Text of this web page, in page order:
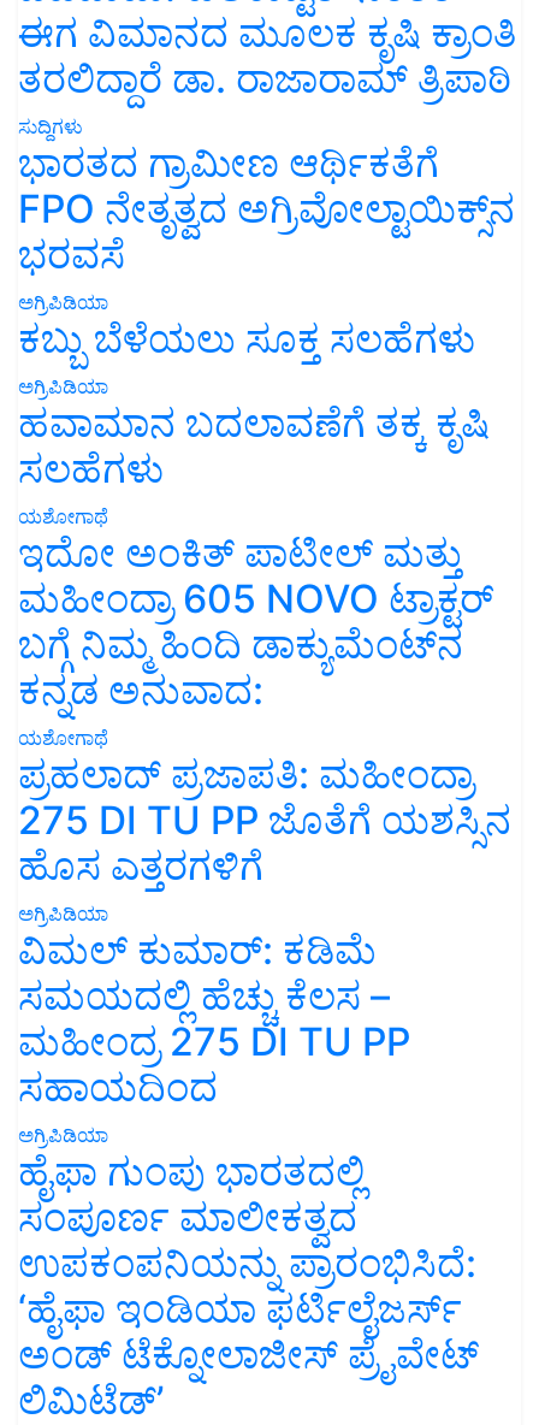
ಈಗ ವಿಮಾನದ ಮೂಲಕ ಕೃಷಿ ಕ್ರಾಂತಿ
ತರಲಿದ್ದಾರೆ ಡಾ. ರಾಜಾರಾಮ್ ತ್ರಿಪಾಠಿ
ಸುದ್ದಿಗಳು
ಭಾರತದ ಗ್ರಾಮೀಣ ಆರ್ಥಿಕತೆಗೆ
FPO ನೇತೃತ್ವದ ಅಗ್ರಿವೋಲ್ಟಾಯಿಕ್ಸ್‌ನ
ಭರವಸೆ
ಅಗ್ರಿಪಿಡಿಯಾ
ಕಬ್ಬು ಬೆಳೆಯಲು ಸೂಕ್ತ ಸಲಹೆಗಳು
ಅಗ್ರಿಪಿಡಿಯಾ
ಹವಾಮಾನ ಬದಲಾವಣೆಗೆ ತಕ್ಕ ಕೃಷಿ
ಸಲಹೆಗಳು
ಯಶೋಗಾಥೆ
ಇದೋ ಅಂಕಿತ್ ಪಾಟೀಲ್ ಮತ್ತು
ಮಹೀಂದ್ರಾ 605 NOVO ಟ್ರಾಕ್ಟರ್
ಬಗ್ಗೆ ನಿಮ್ಮ ಹಿಂದಿ ಡಾಕ್ಯುಮೆಂಟ್‌ನ
ಕನ್ನಡ ಅನುವಾದ:
ಯಶೋಗಾಥೆ
ಪ್ರಹಲಾದ್ ಪ್ರಜಾಪತಿ: ಮಹೀಂದ್ರಾ
275 DI TU PP ಜೊತೆಗೆ ಯಶಸ್ಸಿನ
ಹೊಸ ಎತ್ತರಗಳಿಗೆ
ಅಗ್ರಿಪಿಡಿಯಾ
ವಿಮಲ್ ಕುಮಾರ್: ಕಡಿಮೆ
ಸಮಯದಲ್ಲಿ ಹೆಚ್ಚು ಕೆಲಸ –
ಮಹೀಂದ್ರ 275 DI TU PP
ಸಹಾಯದಿಂದ
ಅಗ್ರಿಪಿಡಿಯಾ
ಹೈಫಾ ಗುಂಪು ಭಾರತದಲ್ಲಿ
ಸಂಪೂರ್ಣ ಮಾಲೀಕತ್ವದ
ಉಪಕಂಪನಿಯನ್ನು ಪ್ರಾರಂಭಿಸಿದೆ:
‘ಹೈಫಾ ಇಂಡಿಯಾ ಫರ್ಟಿಲೈಜರ್ಸ್
ಅಂಡ್ ಟೆಕ್ನೋಲಾಜೀಸ್ ಪ್ರೈವೇಟ್
ಲಿಮಿಟೆಡ್’